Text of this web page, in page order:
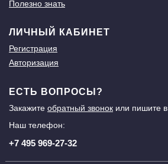
Полезно знать
ЛИЧНЫЙ КАБИНЕТ
Регистрация
Авторизация
ЕСТЬ ВОПРОСЫ?
Закажите обратный звонок или пишите в
Наш телефон:
+7 495 969-27-32